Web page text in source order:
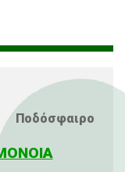
Ποδόσφαιρο